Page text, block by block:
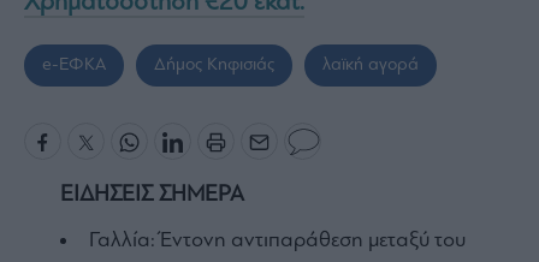
e-ΕΦΚΑ Δήμος Κηφισιάς λαϊκή αγορά
ΕΙΔΗΣΕΙΣ ΣΗΜΕΡΑ
Γαλλία: Έντονη αντιπαράθεση μεταξύ του